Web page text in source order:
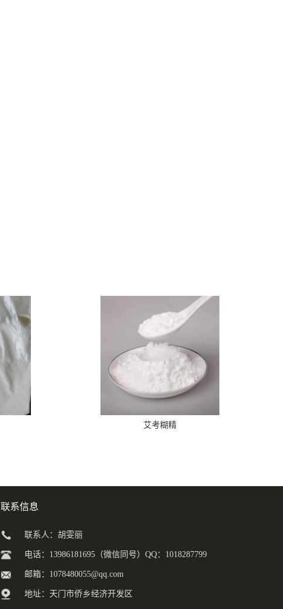
艾考糊精
联系信息
联系人：胡雯丽
电话：13986181695（微信同号）QQ：1018287799
邮箱： 1078480055@qq.com
地址：天门市侨乡经济开发区